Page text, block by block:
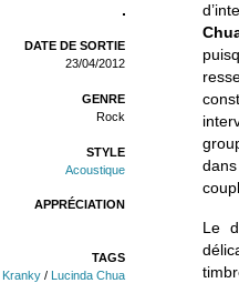
DATE DE SORTIE
23/04/2012
GENRE
Rock
STYLE
Acoustique
APPRÉCIATION
TAGS
Kranky / Lucinda Chua
Le